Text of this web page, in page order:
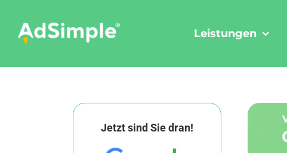
content
Leistungen
Jetzt sind Sie dran!